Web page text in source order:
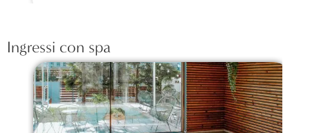
Ingressi con spa